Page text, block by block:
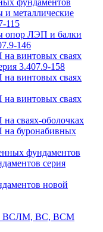
металлические
115
опор ЛЭП и балки
146
винтовых сваях
3.407.9-158
винтовых сваях
винтовых сваях
сваях-оболочках
буронабивных
фундаментов
серия
новой
ВСЛМ, ВС, ВСМ